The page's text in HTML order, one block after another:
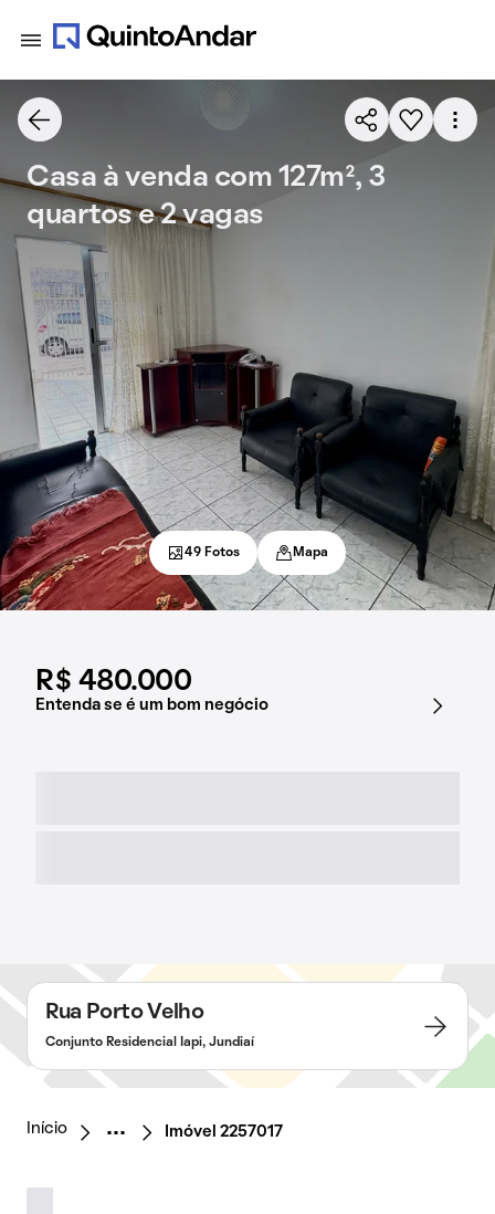
R$ 480.000
Entenda se é um bom negócio
Casa à venda com 127m², 3
quartos e 2 vagas
49 Fotos Mapa
Rua Porto Velho
Conjunto Residencial Iapi, Jundiaí
Início Imóvel 2257017